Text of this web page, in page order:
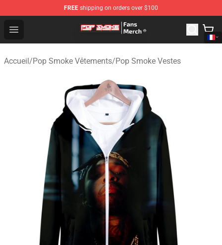
FREE shipping on orders over $100
Open menu
Pop Smoke Store - Official Pop Smoke Merchandise
Accueil/Pop Smoke Vêtements/Pop Smoke Vestes